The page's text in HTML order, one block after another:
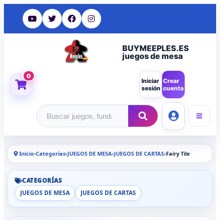
BUYMEEPLES.ES
juegos de mesa
0
Iniciar
sesión
Crear
cuenta
Buscar productos
Inicio›Categorías›JUEGOS DE MESA›JUEGOS DE CARTAS›Fairy Tile
CATEGORÍAS
JUEGOS DE MESA
JUEGOS DE CARTAS